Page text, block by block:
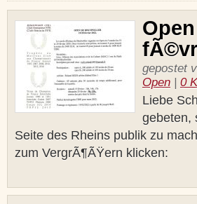
gepostet
Open
0
Liebe
gebeten,
Seite des Rheins publik zu
zum VergrÃ¶ÃŸern klicken: